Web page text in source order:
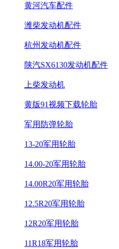
黄河汽车配件
潍柴发动机配件
杭州发动机配件
陕汽SX6130发动机配件
上柴发动机
黄版91视频下载轮胎
军用防弹轮胎
13-20军用轮胎
14.00-20军用轮胎
14.00R20军用轮胎
12.5R20军用轮胎
12R20军用轮胎
11R18军用轮胎